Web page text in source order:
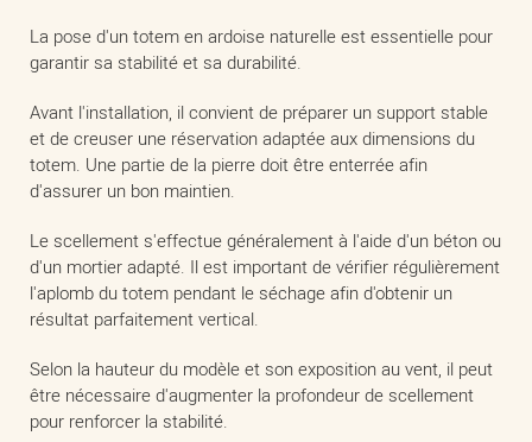
La pose d'un totem en ardoise naturelle est essentielle pour
garantir sa stabilité et sa durabilité.
Avant l'installation, il convient de préparer un support stable
et de creuser une réservation adaptée aux dimensions du
totem. Une partie de la pierre doit être enterrée afin
d'assurer un bon maintien.
Le scellement s'effectue généralement à l'aide d'un béton ou
d'un mortier adapté. Il est important de vérifier régulièrement
l'aplomb du totem pendant le séchage afin d'obtenir un
résultat parfaitement vertical.
Selon la hauteur du modèle et son exposition au vent, il peut
être nécessaire d'augmenter la profondeur de scellement
pour renforcer la stabilité.